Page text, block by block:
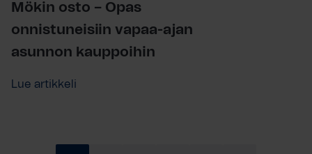
Mökin osto – Opas
onnistuneisiin vapaa-ajan
asunnon kauppoihin
Lue artikkeli